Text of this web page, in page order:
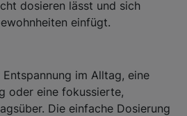
dosieren lässt und sich
einfügt.
im Alltag, eine
oder eine fokussierte,
Die einfache Dosierung